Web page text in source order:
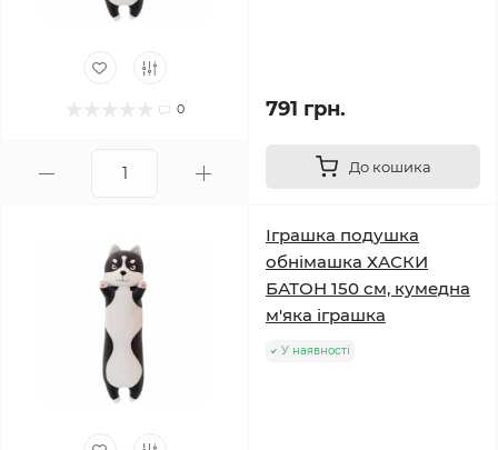
0 791 грн.
До кошика
Іграшка подушка
обнімашка ХАСКИ
БАТОН 150 см, кумедна
м'яка іграшка
У наявності